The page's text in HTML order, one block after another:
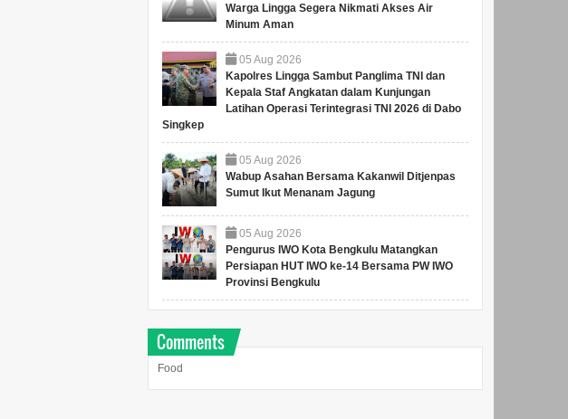
Warga Lingga Segera Nikmati Akses Air
Minum Aman
05 Aug 2026
Kapolres Lingga Sambut Panglima TNI dan
Kepala Staf Angkatan dalam Kunjungan
Latihan Operasi Terintegrasi TNI 2026 di Dabo
Singkep
05 Aug 2026
Wabup Asahan Bersama Kakanwil Ditjenpas
Sumut Ikut Menanam Jagung
05 Aug 2026
Pengurus IWO Kota Bengkulu Matangkan
Persiapan HUT IWO ke-14 Bersama PW IWO
Provinsi Bengkulu
Comments
Food